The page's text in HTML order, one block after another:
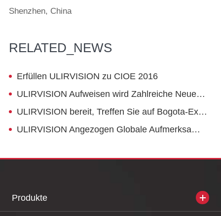
Shenzhen, China
RELATED_NEWS
Erfüllen ULIRVISION zu CIOE 2016
ULIRVISION Aufweisen wird Zahlreiche Neue Infrarot Geräte zu MILIPOL Paris 2015
ULIRVISION bereit, Treffen Sie auf Bogota-Expodefensa 2015
ULIRVISION Angezogen Globale Aufmerksamkeit zu 19th INTERPOLITEX 2015 in Moskau
Produkte